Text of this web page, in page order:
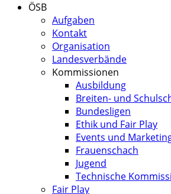
ÖSB
Aufgaben
Kontakt
Organisation
Landesverbände
Kommissionen
Ausbildung
Breiten- und
Bundesligen
Ethik und Fair Play
Events und
Frauenschach
Jugend
Technische
Fair Play